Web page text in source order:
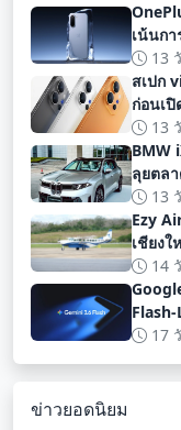
เน้นก
ทางกา
13
สเปก
ก่อนเ
13
BMW
ลุยตล
13
Ezy
เชียง
14
สำหรั
17
ข่าวยอดนิยม